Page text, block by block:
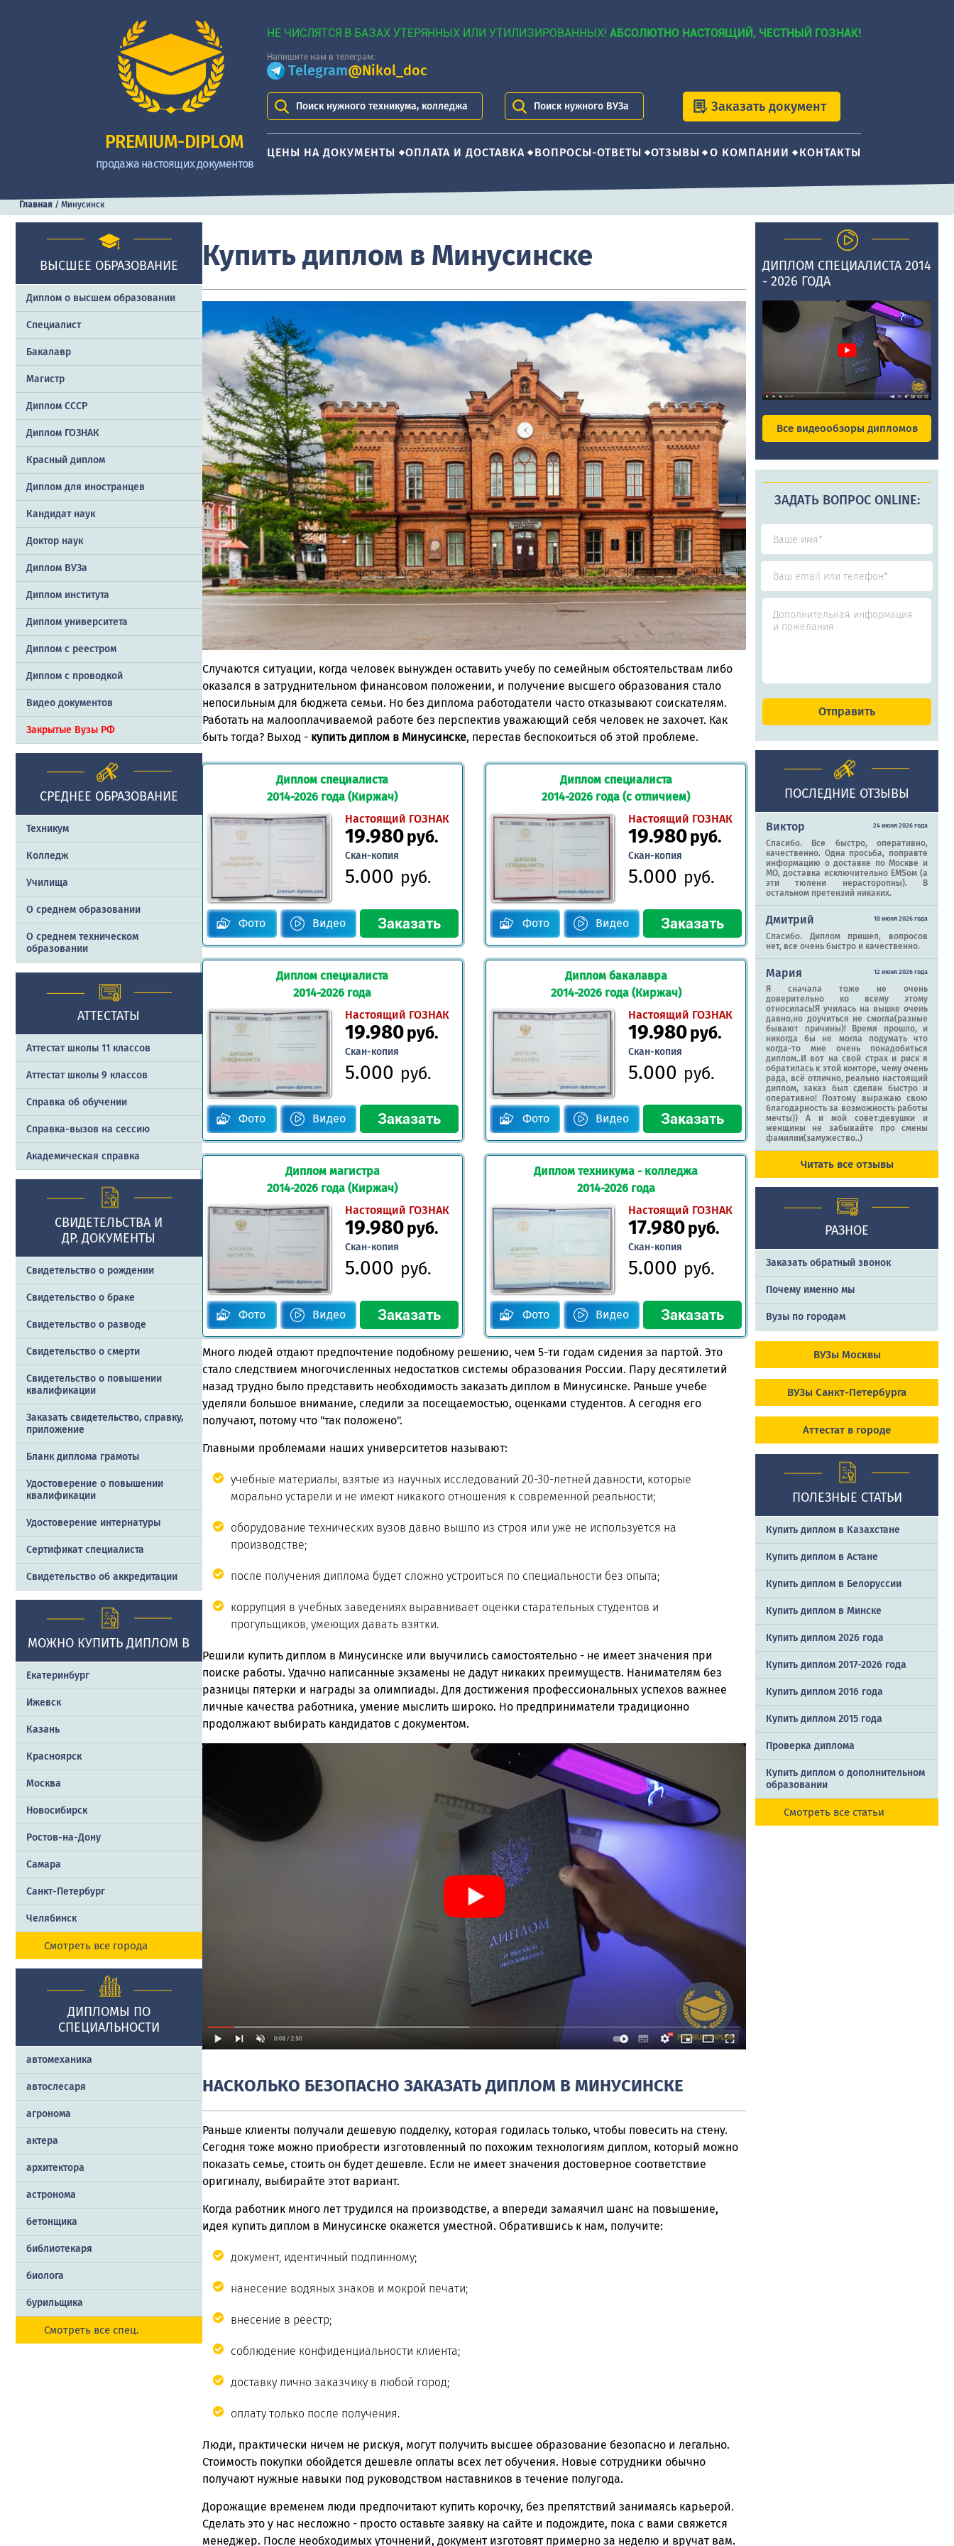
PREMIUM-DIPLOM
продажа настоящих документов
НЕ ЧИСЛЯТСЯ В БАЗАХ УТЕРЯННЫХ ИЛИ УТИЛИЗИРОВАННЫХ!АБСОЛЮТНО НАСТОЯЩИЙ, ЧЕСТНЫЙ ГОЗНАК!
Напишите нам в телеграм:
Telegram@Nikol_doc
Поиск нужного техникума, колледжа Поиск нужного ВУЗа Заказать документ
ЦЕНЫ НА ДОКУМЕНТЫ ОПЛАТА И ДОСТАВКА ВОПРОСЫ-ОТВЕТЫ ОТЗЫВЫ О КОМПАНИИ КОНТАКТЫ
Главная / Минусинск
ВЫСШЕЕ ОБРАЗОВАНИЕ
Диплом о высшем образовании
Специалист
Бакалавр
Магистр
Диплом СССР
Диплом ГОЗНАК
Красный диплом
Диплом для иностранцев
Кандидат наук
Доктор наук
Диплом ВУЗа
Диплом института
Диплом университета
Диплом с реестром
Диплом с проводкой
Видео документов
Закрытые Вузы РФ
СРЕДНЕЕ ОБРАЗОВАНИЕ
Техникум
Колледж
Училища
О среднем образовании
О среднем техническом
образовании
АТТЕСТАТЫ
Аттестат школы 11 классов
Аттестат школы 9 классов
Справка об обучении
Справка-вызов на сессию
Академическая справка
СВИДЕТЕЛЬСТВА И
ДР. ДОКУМЕНТЫ
Свидетельство о рождении
Свидетельство о браке
Свидетельство о разводе
Свидетельство о смерти
Свидетельство о повышении
квалификации
Заказать cвидетельство, справку,
приложение
Бланк диплома грамоты
Удостоверение о повышении
квалификации
Удостоверение интернатуры
Сертификат специалиста
Свидетельство об аккредитации
МОЖНО КУПИТЬ ДИПЛОМ В
Екатеринбург
Ижевск
Казань
Красноярск
Москва
Новосибирск
Ростов-на-Дону
Самара
Санкт-Петербург
Челябинск
Смотреть все города
ДИПЛОМЫ ПО
СПЕЦИАЛЬНОСТИ
автомеханика
автослесаря
агронома
актера
архитектора
астронома
бетонщика
библиотекаря
биолога
бурильщика
Смотреть все спец.
Купить диплом в Минусинске
Случаются ситуации, когда человек вынужден оставить учебу по семейным обстоятельствам либо
оказался в затруднительном финансовом положении, и получение высшего образования стало
непосильным для бюджета семьи. Но без диплома работодатели часто отказывают соискателям.
Работать на малооплачиваемой работе без перспектив уважающий себя человек не захочет. Как
быть тогда? Выход - купить диплом в Минусинске, перестав беспокоиться об этой проблеме.
Диплом специалиста
2014-2026 года (Киржач)
Настоящий ГОЗНАК
19.980руб.
Скан-копия
5.000 руб.
Фото Видео
Диплом специалиста
2014-2026 года (с отличием)
Настоящий ГОЗНАК
19.980руб.
Скан-копия
5.000 руб.
Фото Видео
Диплом специалиста
2014-2026 года
Настоящий ГОЗНАК
19.980руб.
Скан-копия
5.000 руб.
Фото Видео
Диплом бакалавра
2014-2026 года (Киржач)
Настоящий ГОЗНАК
19.980руб.
Скан-копия
5.000 руб.
Фото Видео
Диплом магистра
2014-2026 года (Киржач)
Настоящий ГОЗНАК
19.980руб.
Скан-копия
5.000 руб.
Фото Видео
Диплом техникума - колледжа
2014-2026 года
Настоящий ГОЗНАК
17.980руб.
Скан-копия
5.000 руб.
Фото Видео
Много людей отдают предпочтение подобному решению, чем 5-ти годам сидения за партой. Это
стало следствием многочисленных недостатков системы образования России. Пару десятилетий
назад трудно было представить необходимость заказать диплом в Минусинске. Раньше учебе
уделяли большое внимание, следили за посещаемостью, оценками студентов. А сегодня его
получают, потому что "так положено".
Главными проблемами наших университетов называют:
учебные материалы, взятые из научных исследований 20-30-летней давности, которые
морально устарели и не имеют никакого отношения к современной реальности;
оборудование технических вузов давно вышло из строя или уже не используется на
производстве;
после получения диплома будет сложно устроиться по специальности без опыта;
коррупция в учебных заведениях выравнивает оценки старательных студентов и
прогульщиков, умеющих давать взятки.
Решили купить диплом в Минусинске или выучились самостоятельно - не имеет значения при
поиске работы. Удачно написанные экзамены не дадут никаких преимуществ. Нанимателям без
разницы пятерки и награды за олимпиады. Для достижения профессиональных успехов важнее
личные качества работника, умение мыслить широко. Но предприниматели традиционно
продолжают выбирать кандидатов с документом.
НАСКОЛЬКО БЕЗОПАСНО ЗАКАЗАТЬ ДИПЛОМ В МИНУСИНСКЕ
Раньше клиенты получали дешевую подделку, которая годилась только, чтобы повесить на стену.
Сегодня тоже можно приобрести изготовленный по похожим технологиям диплом, который можно
показать семье, стоить он будет дешевле. Если не имеет значения достоверное соответствие
оригиналу, выбирайте этот вариант.
Когда работник много лет трудился на производстве, а впереди замаячил шанс на повышение,
идея купить диплом в Минусинске окажется уместной. Обратившись к нам, получите:
документ, идентичный подлинному;
нанесение водяных знаков и мокрой печати;
внесение в реестр;
соблюдение конфиденциальности клиента;
доставку лично заказчику в любой город;
оплату только после получения.
Люди, практически ничем не рискуя, могут получить высшее образование безопасно и легально.
Стоимость покупки обойдется дешевле оплаты всех лет обучения. Новые сотрудники обычно
получают нужные навыки под руководством наставников в течение полугода.
Дорожащие временем люди предпочитают купить корочку, без препятствий занимаясь карьерой.
Сделать это у нас несложно - просто оставьте заявку на сайте и подождите, пока с вами свяжется
менеджер. После необходимых уточнений, документ изготовят примерно за неделю и вручат вам.
ДИПЛОМ СПЕЦИАЛИСТА 2014
- 2026 ГОДА
Все видеообзоры дипломов
ЗАДАТЬ ВОПРОС ONLINE:
ПОСЛЕДНИЕ ОТЗЫВЫ
Виктор 24 июня 2026 года
Спасибо. Все быстро, оперативно,
качественно. Одна просьба, поправте
информацию о доставке по Москве и
МО, доставка исключительно EMSом (а
эти тюлени нерасторопны). В
остальном претензий никаких.
Дмитрий 18 июня 2026 года
Спасибо. Диплом пришел, вопросов
нет, все очень быстро и качественно.
Мария 12 июня 2026 года
Я сначала тоже не очень
доверительно ко всему этому
относилась!Я училась на вышке очень
давно,но доучиться не смогла(разные
бывают причины)! Время прошло, и
никогда бы не могла подумать что
когда-то мне очень понадобиться
диплом..И вот на свой страх и риск я
обратилась к этой конторе, чему очень
рада, всё отлично, реально настоящий
диплом, заказ был сделан быстро и
оперативно! Поэтому выражаю свою
благодарность за возможность работы
мечты)) А и мой совет:девушки и
женщины не забывайте про смены
фамилии(замужество..)
Читать все отзывы
РАЗНОЕ
Заказать обратный звонок
Почему именно мы
Вузы по городам
ВУЗы Москвы
ВУЗы Санкт-Петербурга
Аттестат в городе
ПОЛЕЗНЫЕ СТАТЬИ
Купить диплом в Казахстане
Купить диплом в Астане
Купить диплом в Белоруссии
Купить диплом в Минске
Купить диплом 2026 года
Купить диплом 2017-2026 года
Купить диплом 2016 года
Купить диплом 2015 года
Проверка диплома
Купить диплом о дополнительном
образовании
Смотреть все статьи